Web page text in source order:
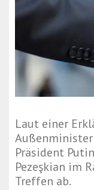
Laut einer
Präsident
Pezeşkian im
Treffen ab.